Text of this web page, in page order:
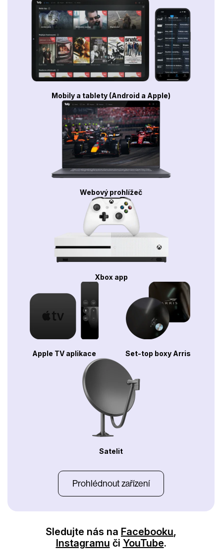
Mobily a tablety (Android a Apple)
Webový prohlížeč
Xbox app
Apple TV aplikace Set-top boxy Arris
Satelit
Prohlédnout zařízení
Sledujte nás na Facebooku,
Instagramu či YouTube.